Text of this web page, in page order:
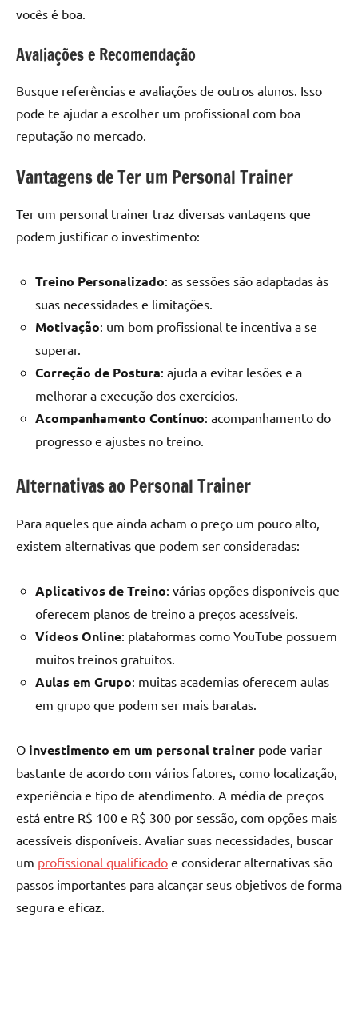
vocês é boa.
Avaliações e Recomendação
Busque referências e avaliações de outros alunos. Isso
pode te ajudar a escolher um profissional com boa
reputação no mercado.
Vantagens de Ter um Personal Trainer
Ter um personal trainer traz diversas vantagens que
podem justificar o investimento:
Treino Personalizado: as sessões são adaptadas às
suas necessidades e limitações.
Motivação: um bom profissional te incentiva a se
superar.
Correção de Postura: ajuda a evitar lesões e a
melhorar a execução dos exercícios.
Acompanhamento Contínuo: acompanhamento do
progresso e ajustes no treino.
Alternativas ao Personal Trainer
Para aqueles que ainda acham o preço um pouco alto,
existem alternativas que podem ser consideradas:
Aplicativos de Treino: várias opções disponíveis que
oferecem planos de treino a preços acessíveis.
Vídeos Online: plataformas como YouTube possuem
muitos treinos gratuitos.
Aulas em Grupo: muitas academias oferecem aulas
em grupo que podem ser mais baratas.
O investimento em um personal trainer pode variar
bastante de acordo com vários fatores, como localização,
experiência e tipo de atendimento. A média de preços
está entre R$ 100 e R$ 300 por sessão, com opções mais
acessíveis disponíveis. Avaliar suas necessidades, buscar
um profissional qualificado e considerar alternativas são
passos importantes para alcançar seus objetivos de forma
segura e eficaz.